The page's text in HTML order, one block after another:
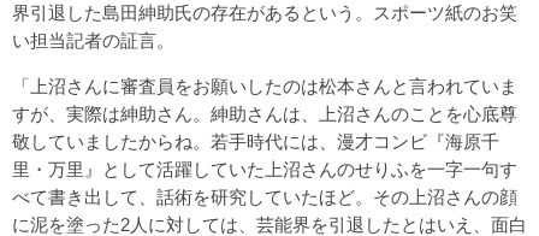
界引退した島田紳助氏の存在があるという。スポーツ紙のお笑
い担当記者の証言。
「上沼さんに審査員をお願いしたのは松本さんと言われていま
すが、実際は紳助さん。紳助さんは、上沼さんのことを心底尊
敬していましたからね。若手時代には、漫才コンビ『海原千
里・万里』として活躍していた上沼さんのせりふを一字一句す
べて書き出して、話術を研究していたほど。その上沼さんの顔
に泥を塗った2人に対しては、芸能界を引退したとはいえ、面白